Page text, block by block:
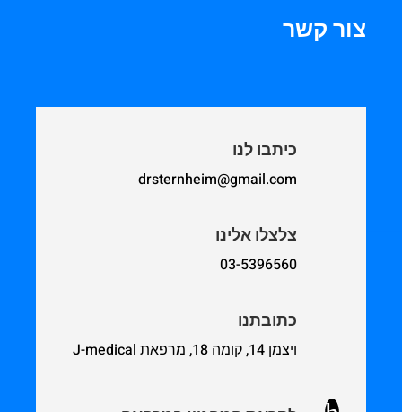
צור קשר
כיתבו לנו
drsternheim@gmail.com
צלצלו אלינו
03-5396560
כתובתנו
ויצמן 14, קומה 18, מרפאת J-medical